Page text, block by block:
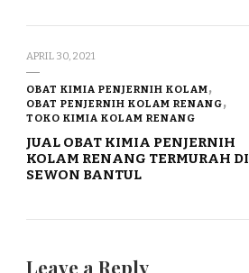
APRIL 30, 2021
OBAT KIMIA PENJERNIH KOLAM
OBAT PENJERNIH KOLAM RENANG
TOKO KIMIA KOLAM RENANG
JUAL OBAT KIMIA PENJERNIH
KOLAM RENANG TERMURAH DI
SEWON BANTUL
Leave a Reply